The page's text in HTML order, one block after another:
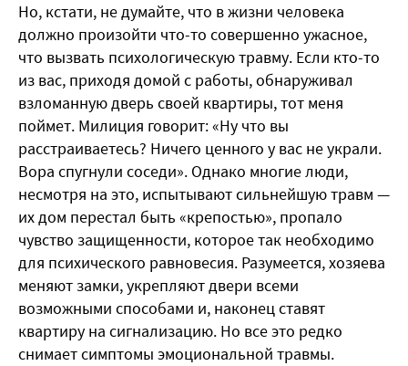
Но, кстати, не думайте, что в жизни человека
должно произойти что-то совершенно ужасное,
что вызвать психологическую травму. Если кто-то
из вас, приходя домой с работы, обнаруживал
взломанную дверь своей квартиры, тот меня
поймет. Милиция говорит: «Ну что вы
расстраиваетесь? Ничего ценного у вас не украли.
Вора спугнули соседи». Однако многие люди,
несмотря на это, испытывают сильнейшую травм —
их дом перестал быть «крепостью», пропало
чувство защищенности, которое так необходимо
для психического равновесия. Разумеется, хозяева
меняют замки, укрепляют двери всеми
возможными способами и, наконец ставят
квартиру на сигнализацию. Но все это редко
снимает симптомы эмоциональной травмы.